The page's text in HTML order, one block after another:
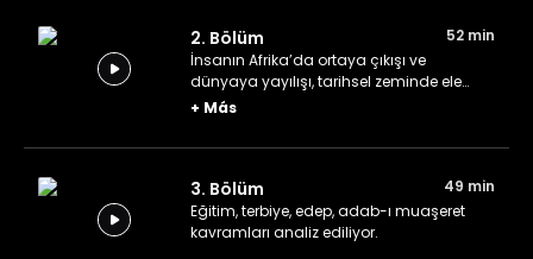
2. Bölüm
52 min
İnsanın Afrika’da ortaya çıkışı ve
dünyaya yayılışı, tarihsel zeminde ele
alınıyor.
+ Más
3. Bölüm
49 min
Eğitim, terbiye, edep, adab-ı muaşeret
kavramları analiz ediliyor.